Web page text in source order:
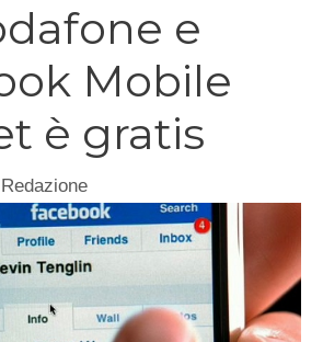
e
Mobile
è gratis
Redazione